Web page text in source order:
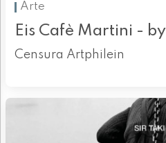
Arte
Eis Cafè Martini -
Censura Artphilein